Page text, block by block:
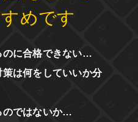
めです
のに合格できない…
は何をしていいか分
のではないか…